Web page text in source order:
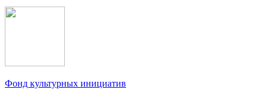
Фонд культурных инициатив